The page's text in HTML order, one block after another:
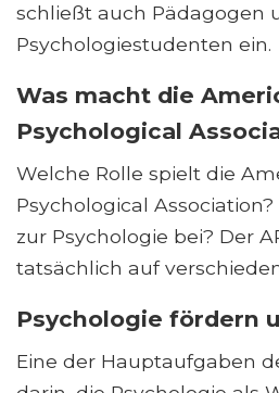
schließt auch Pädagogen
Psychologiestudenten ein.
Was macht die
Psychological
Welche Rolle spielt die
Psychological
zur Psychologie bei? Der
tatsächlich auf
Psychologie fördern
Eine der Hauptaufgaben